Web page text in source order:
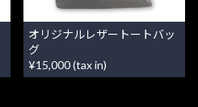
オリジナルレザートートバッ
グ
¥15,000 (tax in)